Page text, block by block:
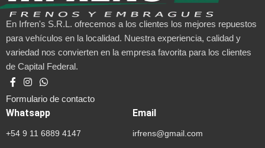
En Irfren's S.R.L. ofrecemos a los clientes los mejores repuestos
para vehículos en la localidad. Nuestra experiencia, calidad y
variedad nos convierten en la empresa favorita para los clientes
de Capital Federal.
Formulario de contacto
Whatsapp
+54 9 11 6889 4147
Email
irfrens@gmail.com